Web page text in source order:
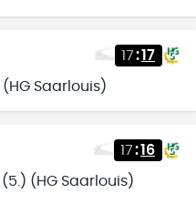
17:17
Saarlouis)
17:16
(HG Saarlouis)